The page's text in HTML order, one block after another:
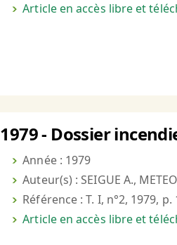
Article en accès libre et
1979 - Dossier
Année : 1979
Auteur(s) : SEIGUE A.,
Référence : T. I, n°2, 1979, p.
Article en accès libre et